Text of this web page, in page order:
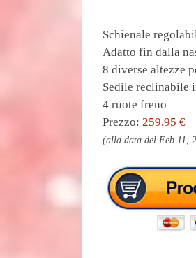
Schienale
Adatto fin dalla
8 diverse altezze
Sedile reclinabile
4 ruote freno
Prezzo: 259,95 €
(alla data del Feb 11,